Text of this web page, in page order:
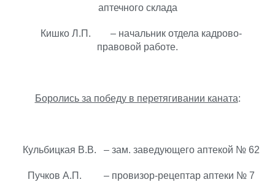
аптечного склада
Кишко Л.П. – начальник отдела кадрово-
правовой работе.
Боролись за победу в перетягивании каната:
Кульбицкая В.В. – зам. заведующего аптекой № 62
Пучков А.П. – провизор-рецептар аптеки № 7